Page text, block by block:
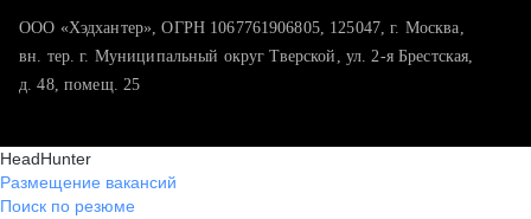
ООО «Хэдхантер», ОГРН 1067761906805, 125047, г. Москва,
вн. тер. г. Муниципальный округ Тверской, ул. 2-я Брестская,
д. 48, помещ. 25
HeadHunter
Размещение вакансий
Поиск по резюме